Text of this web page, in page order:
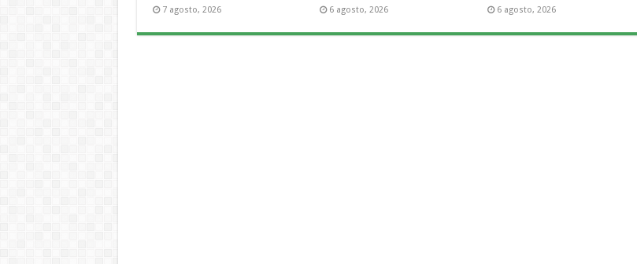
7 agosto, 2026 6 agosto, 2026 6 agosto, 2026